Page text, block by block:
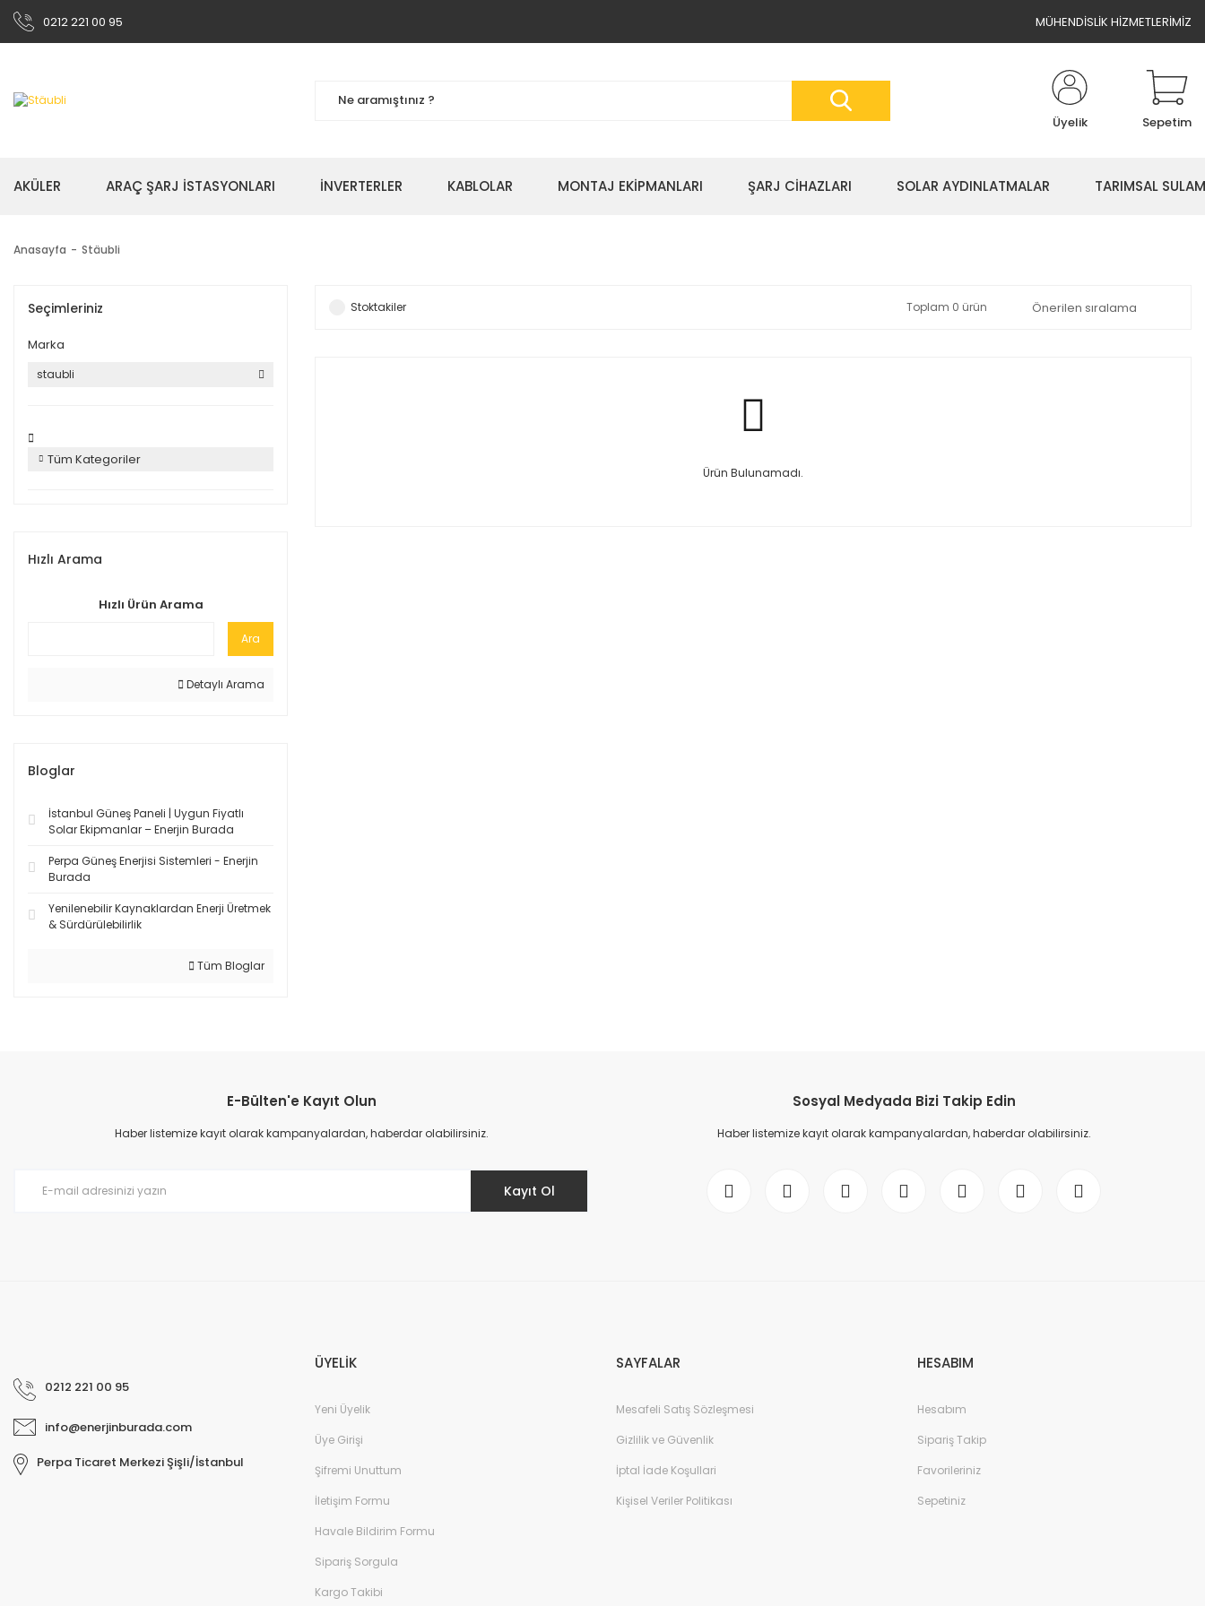
0212 221 00 95 MÜHENDİSLİK HİZMETLERİMİZ
Üyelik Sepetim
AKÜLER ARAÇ ŞARJ İSTASYONLARI İNVERTERLER KABLOLAR MONTAJ EKİPMANLARI ŞARJ CİHAZLARI SOLAR AYDINLATMALAR TARIMSAL
Anasayfa Stäubli
Seçimleriniz
Marka
staubli
Tüm Kategoriler
Hızlı Arama
Hızlı Ürün Arama
Ara
Detaylı Arama
Bloglar
İstanbul Güneş Paneli | Uygun Fiyatlı
Solar Ekipmanlar – Enerjin Burada
Perpa Güneş Enerjisi Sistemleri - Enerjin
Burada
Yenilenebilir Kaynaklardan Enerji Üretmek
& Sürdürülebilirlik
Tüm Bloglar
Stoktakiler Toplam 0 ürün
Ürün Bulunamadı.
E-Bülten'e Kayıt Olun
Haber listemize kayıt olarak kampanyalardan, haberdar olabilirsiniz.
Kayıt Ol
Sosyal Medyada Bizi Takip Edin
Haber listemize kayıt olarak kampanyalardan, haberdar olabilirsiniz.
0212 221 00 95
info@enerjinburada.com
Perpa Ticaret Merkezi Şişli/İstanbul
ÜYELİK
Yeni Üyelik
Üye Girişi
Şifremi Unuttum
İletişim Formu
Havale Bildirim Formu
Sipariş Sorgula
Kargo Takibi
SAYFALAR
Mesafeli Satış Sözleşmesi
Gizlilik ve Güvenlik
İptal İade Koşullari
Kişisel Veriler Politikası
HESABIM
Hesabım
Sipariş Takip
Favorileriniz
Sepetiniz